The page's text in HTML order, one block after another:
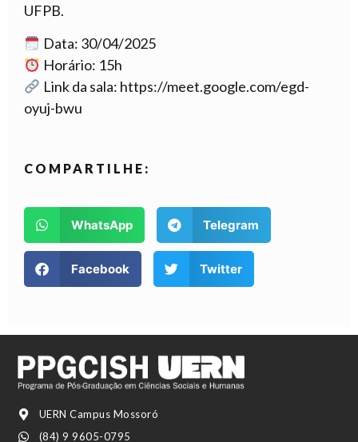
UFPB.
Data: 30/04/2025
Horário: 15h
Link da sala: https://meet.google.com/egd-
oyuj-bwu
COMPARTILHE:
WhatsApp Telegram
Facebook Twitter
UERN Campus Mossoró
(84) 9 9605-0795